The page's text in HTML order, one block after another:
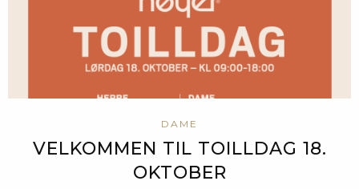
DAME
VELKOMMEN TIL TOILLDAG 18.
OKTOBER